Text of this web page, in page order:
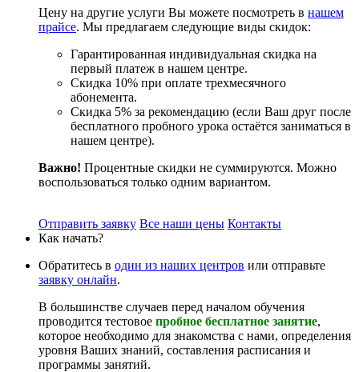
Цену на другие услуги Вы можете посмотреть в нашем
прайсе. Мы предлагаем следующие виды скидок:
Гарантированная индивидуальная скидка на
первый платеж в нашем центре.
Скидка 10% при оплате трехмесячного
абонемента.
Скидка 5% за рекомендацию (если Ваш друг после
бесплатного пробного урока остаётся заниматься в
нашем центре).
Важно! Процентные скидки не суммируются. Можно
воспользоваться только одним вариантом.
Отправить заявку Все наши цены Контакты
Как начать?
Обратитесь в один из наших центров или отправьте
заявку онлайн.
В большинстве случаев перед началом обучения
проводится тестовое пробное бесплатное занятие,
которое необходимо для знакомства с нами, определения
уровня Ваших знаний, составления расписания и
программы занятий.